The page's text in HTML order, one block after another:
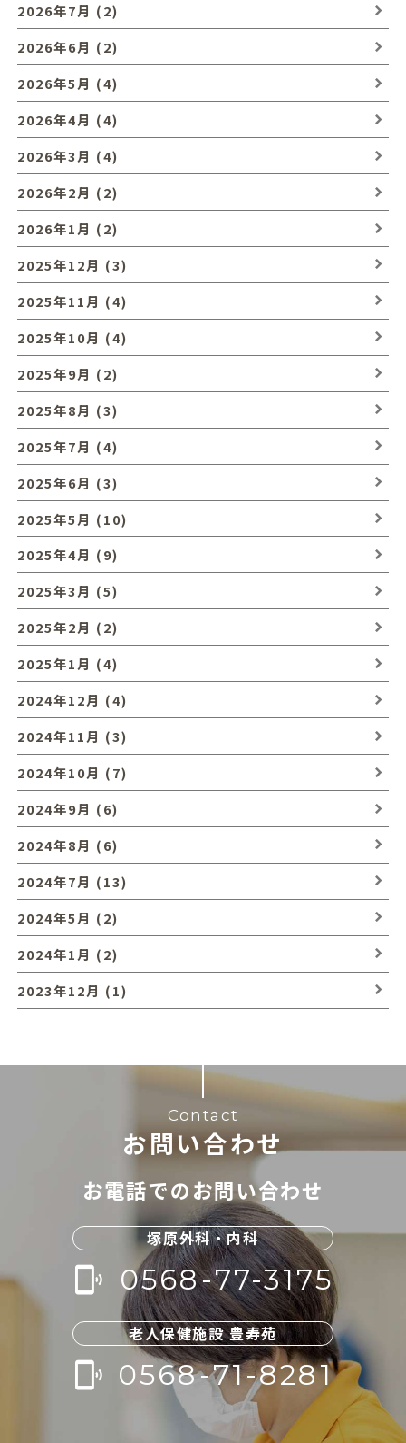
2026年7月 (2)
2026年6月 (2)
2026年5月 (4)
2026年4月 (4)
2026年3月 (4)
2026年2月 (2)
2026年1月 (2)
2025年12月 (3)
2025年11月 (4)
2025年10月 (4)
2025年9月 (2)
2025年8月 (3)
2025年7月 (4)
2025年6月 (3)
2025年5月 (10)
2025年4月 (9)
2025年3月 (5)
2025年2月 (2)
2025年1月 (4)
2024年12月 (4)
2024年11月 (3)
2024年10月 (7)
2024年9月 (6)
2024年8月 (6)
2024年7月 (13)
2024年5月 (2)
2024年1月 (2)
2023年12月 (1)
Contact
お問い合わせ
お電話でのお問い合わせ
塚原外科・内科
phonelink_ring 0568-77-3175
老人保健施設 豊寿苑
phonelink_ring 0568-71-8281